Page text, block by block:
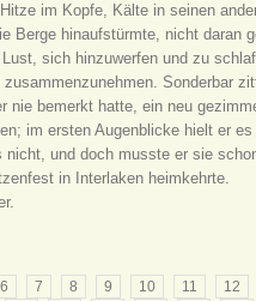
im Kopfe, Kälte in seinen
Berge hinaufstürmte, nicht daran
sich hinzuwerfen und zu
Sonderbar
nie bemerkt hatte, ein neu
im ersten Augenblicke hielt er
und doch musste er sie
in Interlaken heimkehrte.
6 7 8 9 10 11 12